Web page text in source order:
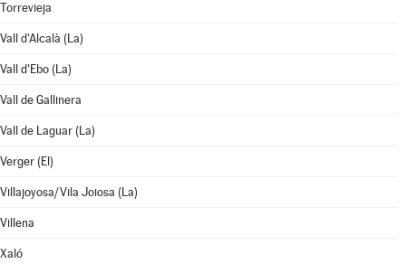
Torrevieja
Vall d'Alcalà (La)
Vall d'Ebo (La)
Vall de Gallinera
Vall de Laguar (La)
Verger (El)
Villajoyosa/Vila Joiosa (La)
Villena
Xaló